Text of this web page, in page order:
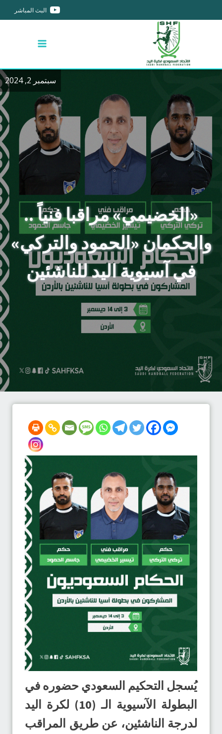
البث المباشر
سبتمبر 2, 2024
«الخضيمي» مراقبا فنياً ..
والحكمان «الحمود والتركي»
في آسيوية اليد للناشئين
يُسجل التحكيم السعودي حضوره في
البطولة الآسيوية الـ (10) لكرة اليد
لدرجة الناشئين، عن طريق المراقب